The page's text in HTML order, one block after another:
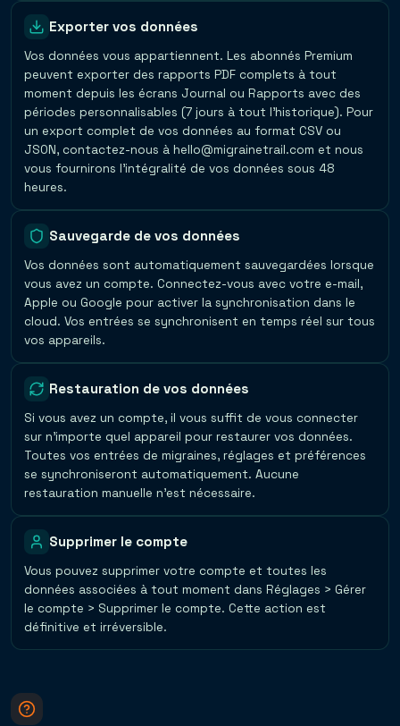
Exporter vos données
Vos données vous appartiennent. Les abonnés Premium
peuvent exporter des rapports PDF complets à tout
moment depuis les écrans Journal ou Rapports avec des
périodes personnalisables (7 jours à tout l'historique). Pour
un export complet de vos données au format CSV ou
JSON, contactez-nous à hello@migrainetrail.com et nous
vous fournirons l'intégralité de vos données sous 48
heures.
Sauvegarde de vos données
Vos données sont automatiquement sauvegardées lorsque
vous avez un compte. Connectez-vous avec votre e-mail,
Apple ou Google pour activer la synchronisation dans le
cloud. Vos entrées se synchronisent en temps réel sur tous
vos appareils.
Restauration de vos données
Si vous avez un compte, il vous suffit de vous connecter
sur n'importe quel appareil pour restaurer vos données.
Toutes vos entrées de migraines, réglages et préférences
se synchroniseront automatiquement. Aucune
restauration manuelle n'est nécessaire.
Supprimer le compte
Vous pouvez supprimer votre compte et toutes les
données associées à tout moment dans Réglages > Gérer
le compte > Supprimer le compte. Cette action est
définitive et irréversible.